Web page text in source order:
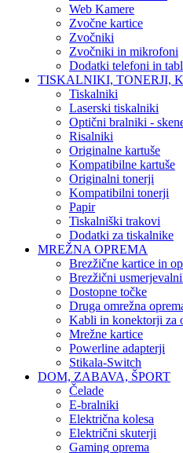
Web Kamere
Zvočne kartice
Zvočniki
Zvočniki in mikrofoni
Dodatki telefoni in
TISKALNIKI, TONERJI,
Tiskalniki
Laserski tiskalniki
Optični bralniki -
Risalniki
Originalne kartuše
Kompatibilne kartuše
Originalni tonerji
Kompatibilni tonerji
Papir
Tiskalniški trakovi
Dodatki za tiskalnike
MREŽNA OPREMA
Brezžične kartice in
Brezžični
Dostopne točke
Druga omrežna
Kabli in konektorji za
Mrežne kartice
Powerline adapterji
Stikala-Switch
DOM, ZABAVA, ŠPORT
Čelade
E-bralniki
Električna kolesa
Električni skuterji
Gaming oprema